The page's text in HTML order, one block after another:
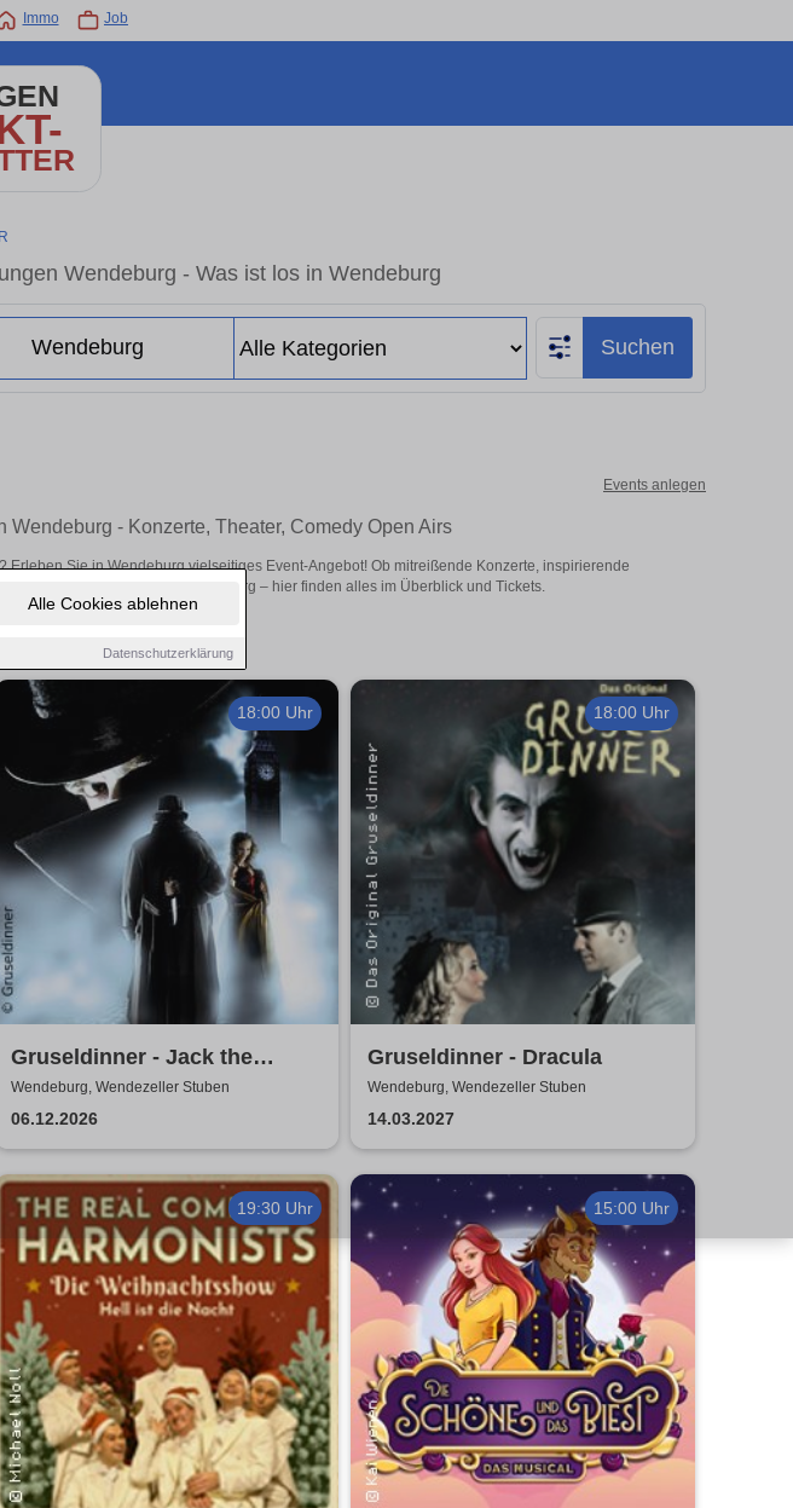
Alle Cookies ablehnen
Datenschutzerklärung
Immo Job
Wendeburg - Was ist los in Wendeburg
Suchen
Events anlegen
Wendeburg - Konzerte, Theater, Comedy Open Airs
Erleben Sie in Wendeburg vielseitiges Event-Angebot! Ob mitreißende Konzerte, inspirierende
Veranstaltungen in Wendeburg – hier finden alles im Überblick und Tickets.
18:00 Uhr
Gruseldinner - Jack the
Ripper
Wendeburg, Wendezeller Stuben
06.12.2026
18:00 Uhr
Gruseldinner - Dracula
Wendeburg, Wendezeller Stuben
14.03.2027
19:30 Uhr 15:00 Uhr